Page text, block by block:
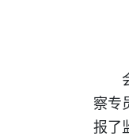
察专
报了